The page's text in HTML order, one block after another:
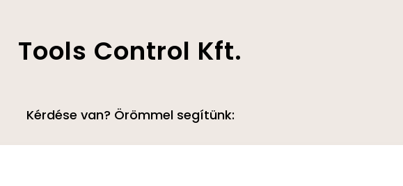
Tools Control Kft.
Kérdése van? Örömmel segítünk: